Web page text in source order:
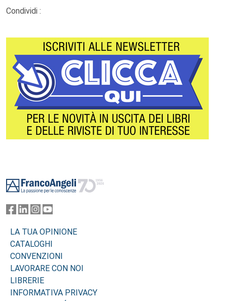
Condividi :
LA TUA OPINIONE
CATALOGHI
CONVENZIONI
LAVORARE CON NOI
LIBRERIE
INFORMATIVA PRIVACY